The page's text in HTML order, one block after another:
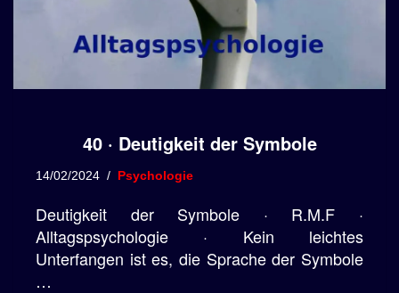
40 · Deutigkeit der Symbole
14/02/2024 Psychologie
Deutigkeit der Symbole · R.M.F ·
Alltagspsychologie · Kein leichtes
Unterfangen ist es, die Sprache der Symbole
…